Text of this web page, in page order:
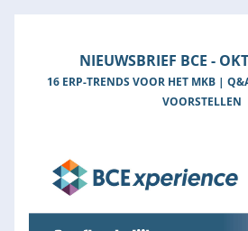
NIEUWSBRIEF BCE -
16 ERP-TRENDS VOOR HET MKB |
VOORSTELLEN